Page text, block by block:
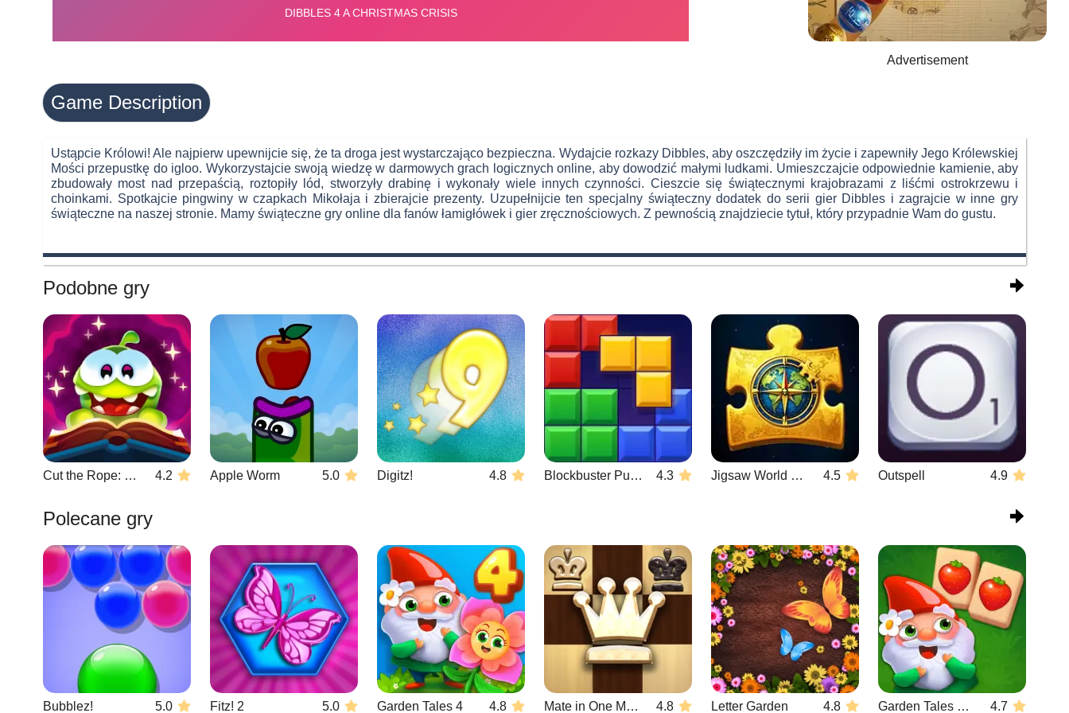
Advertisement
Game Description
Ustąpcie Królowi! Ale najpierw upewnijcie się, że ta droga jest wystarczająco bezpieczna. Wydajcie rozkazy Dibbles, aby oszczędziły im życie i zapewniły Jego Królewskiej
Mości przepustkę do igloo. Wykorzystajcie swoją wiedzę w darmowych grach logicznych online, aby dowodzić małymi ludkami. Umieszczajcie odpowiednie kamienie, aby
zbudowały most nad przepaścią, roztopiły lód, stworzyły drabinę i wykonały wiele innych czynności. Cieszcie się świątecznymi krajobrazami z liśćmi ostrokrzewu i
choinkami. Spotkajcie pingwiny w czapkach Mikołaja i zbierajcie prezenty. Uzupełnijcie ten specjalny świąteczny dodatek do serii gier Dibbles i zagrajcie w inne gry
świąteczne na naszej stronie. Mamy świąteczne gry online dla fanów łamigłówek i gier zręcznościowych. Z pewnością znajdziecie tytuł, który przypadnie Wam do gustu.
Podobne gry
Cut the Rope: Magic 4.2 Apple Worm 5.0 Digitz! 4.8 Blockbuster Puzzle 4.3 Jigsaw World Challenge 4.5 Outspell 4.9
Polecane gry
Bubblez! 5.0 Fitz! 2 5.0 Garden Tales 4 4.8 Mate in One Move 4.8 Letter Garden 4.8 Garden Tales Mahjong 4.7